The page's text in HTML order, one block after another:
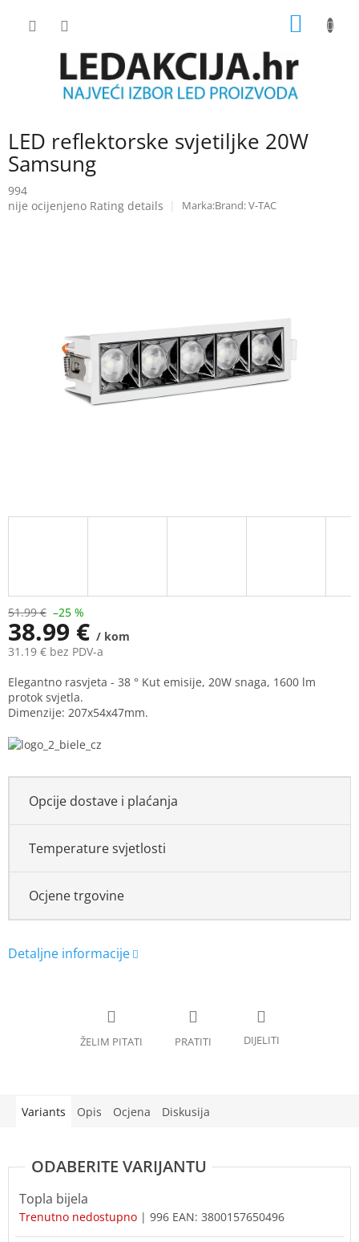
LED reflektorske svjetiljke 20W
Samsung
994
The
nije ocijenjeno Rating details Brand:V-TAC
51.99 € –25 %
38.99 € / kom
31.19 € bez PDV-a
Measure
price:
Elegantno rasvjeta - 38 ° Kut emisije, 20W snaga, 1600 lm
protok svjetla.
Dimenzije: 207x54x47mm.
Opcije dostave i plaćanja
Temperature svjetlosti
Ocjene trgovine
Variants Opis Ocjena Diskusija
Topla bijela
Trenutno nedostupno | 996 EAN: 3800157650496